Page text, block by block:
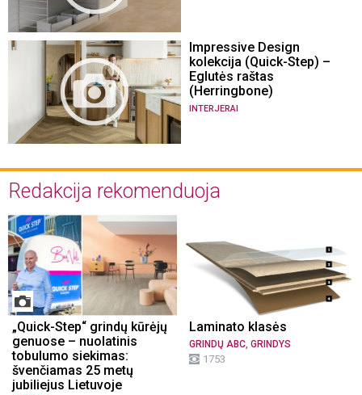
Impressive Design
kolekcija (Quick-Step) –
Eglutės raštas
(Herringbone)
INTERJERAI
Redakcija rekomenduoja
„Quick-Step“ grindų kūrėjų
genuose – nuolatinis
tobulumo siekimas:
švenčiamas 25 metų
jubiliejus Lietuvoje
Laminato klasės
GRINDŲ ABC GRINDYS
1753